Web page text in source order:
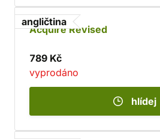
angličtina
Acquire Revised
789 Kč
vyprodáno
hlídej